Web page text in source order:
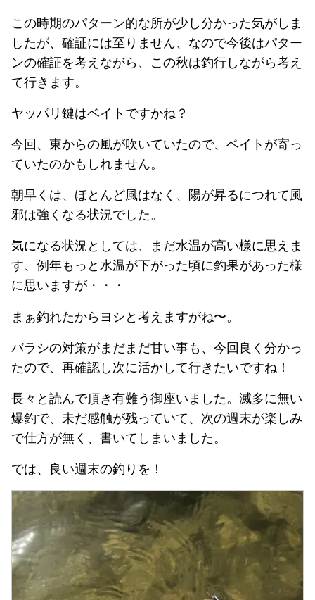
この時期のパターン的な所が少し分かった気がしま
したが、確証には至りません、なので今後はパター
ンの確証を考えながら、この秋は釣行しながら考え
て行きます。
ヤッパリ鍵はベイトですかね？
今回、東からの風が吹いていたので、ベイトが寄っ
ていたのかもしれません。
朝早くは、ほとんど風はなく、陽が昇るにつれて風
邪は強くなる状況でした。
気になる状況としては、まだ水温が高い様に思えま
す、例年もっと水温が下がった頃に釣果があった様
に思いますが・・・
まぁ釣れたからヨシと考えますがね〜。
バラシの対策がまだまだ甘い事も、今回良く分かっ
たので、再確認し次に活かして行きたいですね！
長々と読んで頂き有難う御座いました。滅多に無い
爆釣で、未だ感触が残っていて、次の週末が楽しみ
で仕方が無く、書いてしまいました。
では、良い週末の釣りを！